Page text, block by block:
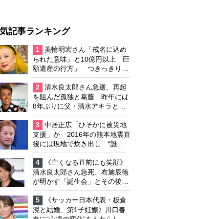
記事ランキング
1
美輪明宏さん「戒名に込め
られた意味」と10億円以上「巨
額遺産の行方」 つきっきりで
私生活をサポートしていた元俳
優が相続か
2
清水良太郎さん急逝、再起
を阻んだ孤独と葛藤 昨年には
8年ぶりに父・清水アキラと共
演、本格的な活動再開に向かっ
ていたが…周囲が懸念していた
「不安定なところ」
3
中居正広「ひそかに被災地
支援」か 2016年の熊本地震直
後には現地で炊き出し “誰に
も知られなくて良い”と、むし
ろ強まる福祉活動への思い
4
《亡くなる直前にも笑顔》
清水良太郎さん急死、布施辰徳
が明かす「誕生会」とその後の
メッセージ
5
《サッカー日本代表・板倉
滉と結婚、第1子妊娠》川口春